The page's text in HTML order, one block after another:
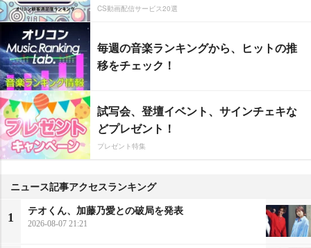
CS動画配信サービス20選
毎週の音楽ランキングから、ヒットの推
移をチェック！
試写会、登壇イベント、サインチェキな
どプレゼント！
プレゼント特集
ニュース記事アクセスランキング
1
テオくん、加藤乃愛との破局を発表
2026-08-07 21:21